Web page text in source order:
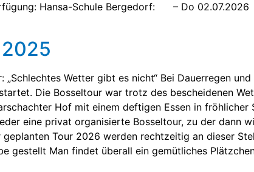
Hansa-Schule Bergedorf: – Do
Wetter gibt es nicht“ Bei Dauerregen
Die Bosseltour war trotz des bescheidenen
Hof mit einem deftigen Essen in
eine privat organisierte Bosseltour, zu der dann
Tour 2026 werden rechtzeitig an dieser
gestellt Man findet überall ein gemütliches